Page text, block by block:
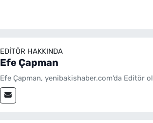
EDITÖR HAKKINDA
Efe Çapman
Efe Çapman, yenibakishaber.com'da Editör